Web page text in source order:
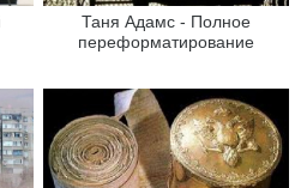
Таня Адамс - Полное
переформатирование